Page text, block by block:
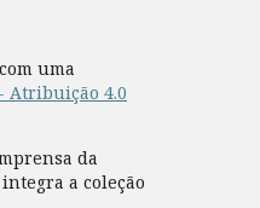
uma
Atribuição 4.0
da
a coleção